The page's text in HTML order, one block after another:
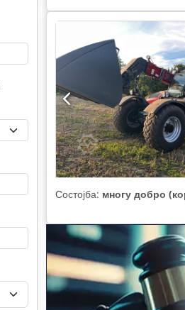
силовина, осветлување,
Состојба: многу добро